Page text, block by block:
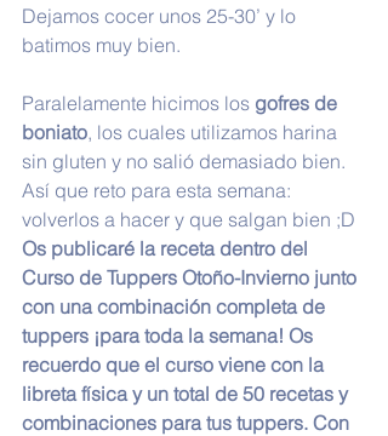
Dejamos cocer unos 25-30’ y lo
batimos muy bien.
Paralelamente hicimos los gofres de
boniato, los cuales utilizamos harina
sin gluten y no salió demasiado bien.
Así que reto para esta semana:
volverlos a hacer y que salgan bien ;D
Os publicaré la receta dentro del
Curso de Tuppers Otoño-Invierno junto
con una combinación completa de
tuppers ¡para toda la semana! Os
recuerdo que el curso viene con la
libreta física y un total de 50 recetas y
combinaciones para tus tuppers. Con